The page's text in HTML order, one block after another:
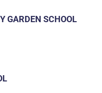
GARDEN SCHOOL